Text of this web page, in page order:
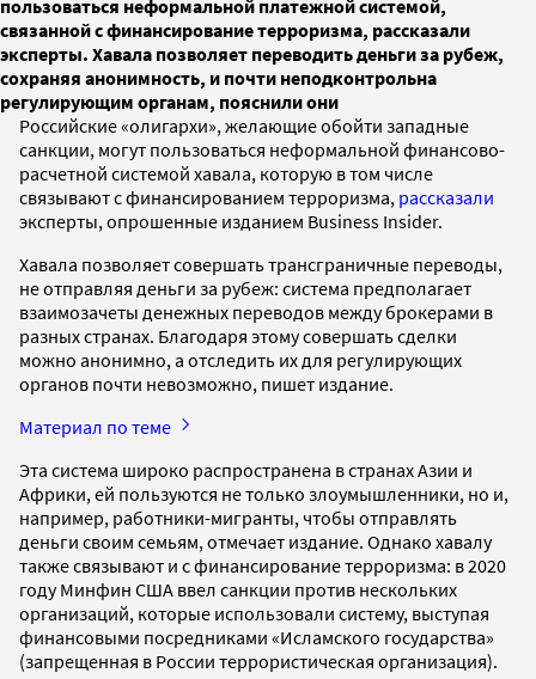
пользоваться неформальной платежной системой,
связанной с финансирование терроризма, рассказали
эксперты. Хавала позволяет переводить деньги за рубеж,
сохраняя анонимность, и почти неподконтрольна
регулирующим органам, пояснили они
Российские «олигархи», желающие обойти западные
санкции, могут пользоваться неформальной финансово-
расчетной системой хавала, которую в том числе
связывают с финансированием терроризма, рассказали
эксперты, опрошенные изданием Business Insider.
Хавала позволяет совершать трансграничные переводы,
не отправляя деньги за рубеж: система предполагает
взаимозачеты денежных переводов между брокерами в
разных странах. Благодаря этому совершать сделки
можно анонимно, а отследить их для регулирующих
органов почти невозможно, пишет издание.
Материал по теме
Эта система широко распространена в странах Азии и
Африки, ей пользуются не только злоумышленники, но и,
например, работники-мигранты, чтобы отправлять
деньги своим семьям, отмечает издание. Однако хавалу
также связывают и с финансирование терроризма: в 2020
году Минфин США ввел санкции против нескольких
организаций, которые использовали систему, выступая
финансовыми посредниками «Исламского государства»
(запрещенная в России террористическая организация).